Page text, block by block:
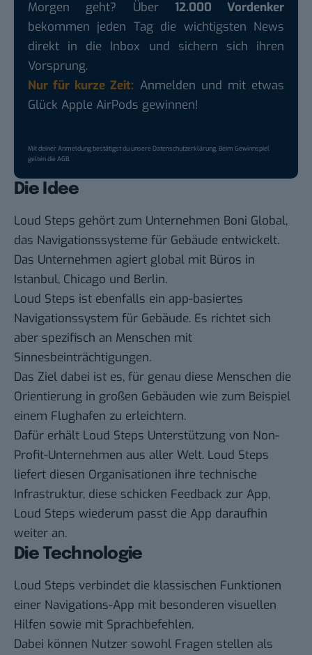
Morgen geht? Über 12.000 Vordenker
bekommen jeden Tag die wichtigsten News
direkt in die Inbox und sichern sich ihren
Vorsprung.
Nur für kurze Zeit: Anmelden und mit etwas
Glück Apple AirPods gewinnen!
Mit deiner Anmeldung bestätigst du unsereDatenschutzerklärung. Beim Gewinnspiel
gelten dieAGB.
Die Idee
Loud Steps gehört zum Unternehmen Boni Global,
das Navigationssysteme für Gebäude entwickelt.
Das Unternehmen agiert global mit Büros in
Istanbul, Chicago und Berlin.
Loud Steps ist ebenfalls ein app-basiertes
Navigationssystem für Gebäude. Es richtet sich
aber spezifisch an Menschen mit
Sinnesbeinträchtigungen.
Das Ziel dabei ist es, für genau diese Menschen die
Orientierung in großen Gebäuden wie zum Beispiel
einem Flughafen zu erleichtern.
Dafür erhält Loud Steps Unterstützung von Non-
Profit-Unternehmen aus aller Welt. Loud Steps
liefert diesen Organisationen ihre technische
Infrastruktur, diese schicken Feedback zur App,
Loud Steps wiederum passt die App daraufhin
weiter an.
Die Technologie
Loud Steps verbindet die klassischen Funktionen
einer Navigations-App mit besonderen visuellen
Hilfen sowie mit Sprachbefehlen.
Dabei können Nutzer sowohl Fragen stellen als